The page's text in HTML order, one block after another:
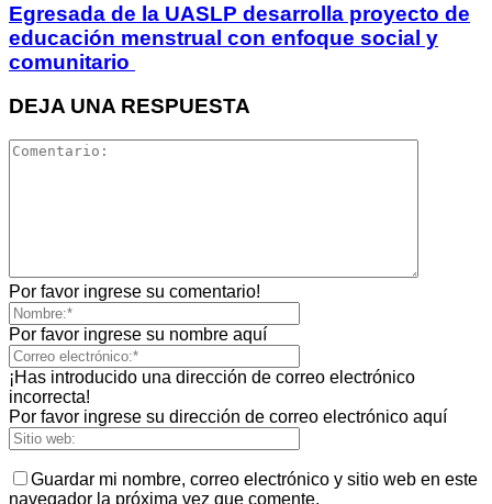
Egresada de la UASLP desarrolla proyecto de
educación menstrual con enfoque social y
comunitario
DEJA UNA RESPUESTA
Por favor ingrese su comentario!
Por favor ingrese su nombre aquí
¡Has introducido una dirección de correo electrónico
incorrecta!
Por favor ingrese su dirección de correo electrónico aquí
Guardar mi nombre, correo electrónico y sitio web en este
navegador la próxima vez que comente.